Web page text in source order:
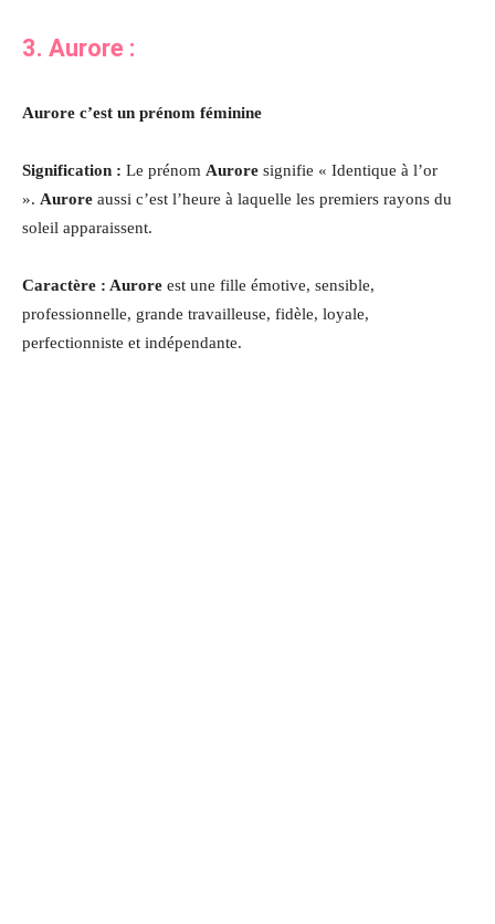
3. Aurore :
Aurore c’est un prénom féminine
Signification : Le prénom Aurore signifie « Identique à l’or
». Aurore aussi c’est l’heure à laquelle les premiers rayons du
soleil apparaissent.
Caractère : Aurore est une fille émotive, sensible,
professionnelle, grande travailleuse, fidèle, loyale,
perfectionniste et indépendante.